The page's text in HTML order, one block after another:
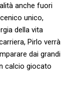
anche fuori
unico,
della vita
Pirlo⁣ verrà‍
dai grandi
calcio ​giocato⁣